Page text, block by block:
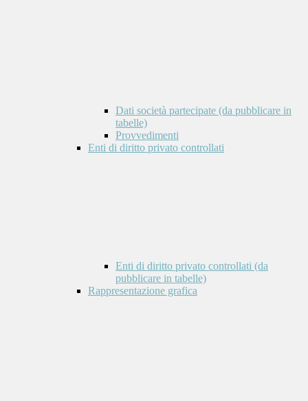
Dati società partecipate (da pubblicare in
tabelle)
Provvedimenti
Enti di diritto privato controllati
Enti di diritto privato controllati (da
pubblicare in tabelle)
Rappresentazione grafica